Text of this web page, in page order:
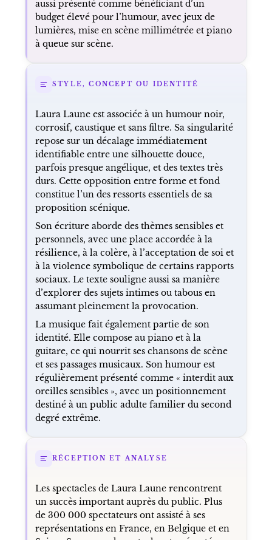
Le modèle défendu dans le texte insiste sur
l’indépendance. Laura Laune et son
total sur un contenu parfois jugé trop risqué
aussi présenté comme bénéficiant d’un
budget élevé pour l’humour, avec jeux de
lumières, mise en scène millimétrée et piano
à queue sur scène.
STYLE, CONCEPT OU IDENTITÉ
Laura Laune est associée à un humour noir,
corrosif, caustique et sans filtre. Sa singularité
repose sur un décalage immédiatement
identifiable entre une silhouette douce,
parfois presque angélique, et des textes très
durs. Cette opposition entre forme et fond
constitue l’un des ressorts essentiels de sa
proposition scénique.
Son écriture aborde des thèmes sensibles et
personnels, avec une place accordée à la
résilience, à la colère, à l’acceptation de soi et
à la violence symbolique de certains rapports
sociaux. Le texte souligne aussi sa manière
d’explorer des sujets intimes ou tabous en
assumant pleinement la provocation.
guitare, ce qui nourrit ses chansons de scène
régulièrement présenté comme « interdit aux
oreilles sensibles », avec un positionnement
destiné à un public adulte familier du second
degré extrême.